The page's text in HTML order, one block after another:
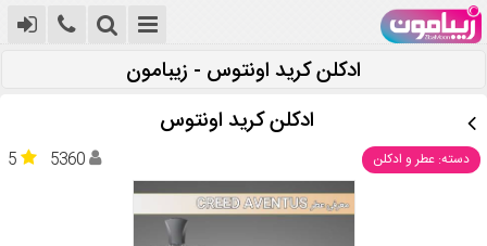
ادکلن کرید اونتوس - زیبامون
ادکلن کرید اونتوس
دسته: عطر و ادکلن 5 5360